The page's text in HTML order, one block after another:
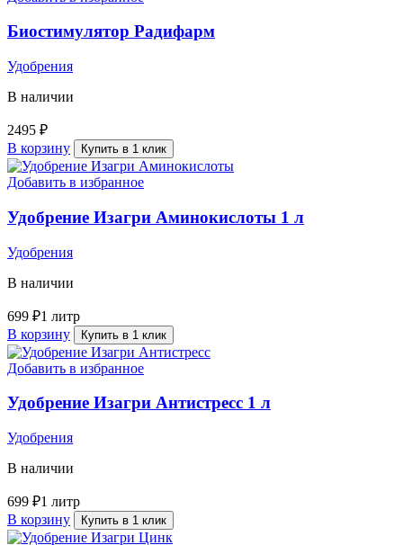
Биостимулятор Радифарм
Удобрения
В наличии
2495 ₽
В корзину
Купить в 1 клик
Добавить в избранное
Удобрение Изагри Аминокислоты 1 л
Удобрения
В наличии
699 ₽1 литр
В корзину
Купить в 1 клик
Добавить в избранное
Удобрение Изагри Антистресс 1 л
Удобрения
В наличии
699 ₽1 литр
В корзину
Купить в 1 клик